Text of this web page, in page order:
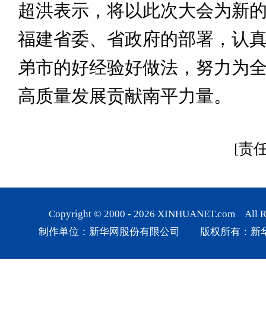
超洪表示，将以此次大会为新
福建省委、省政府的部署，认
弟市的好经验好做法，努力为
高质量发展贡献南平力量。
[责
Copyright © 2000 - 2026 XINHUANET.com All
制作单位：新华网股份有限公司 版权所有：新